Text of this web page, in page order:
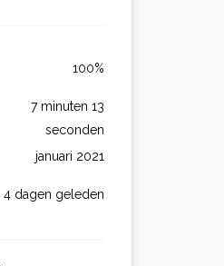
100%
7 minuten 13
seconden
januari 2021
4 dagen geleden